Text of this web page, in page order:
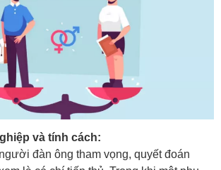
và tính cách:
đàn ông tham vọng, quyết đoán